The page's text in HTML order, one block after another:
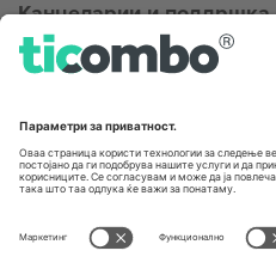
Канцеларии и поддршка
Germany
Berlin, Germany
United States
131 Continental Dr, Suite 305,
Newark, Delaware 19713, United